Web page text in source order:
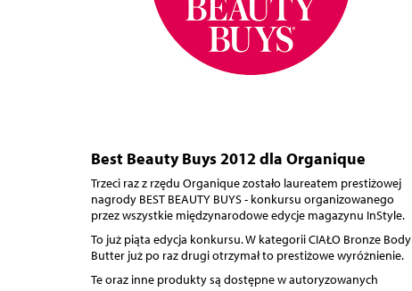
Best Beauty Buys 2012 dla Organique
Trzeci raz z rzędu Organique zostało laureatem prestiżowej
nagrody BEST BEAUTY BUYS - konkursu organizowanego
przez wszystkie międzynarodowe edycje magazynu InStyle.
To już piąta edycja konkursu. W kategorii CIAŁO Bronze Body
Butter już po raz drugi otrzymał to prestiżowe wyróżnienie.
Te oraz inne produkty są dostępne w autoryzowanych